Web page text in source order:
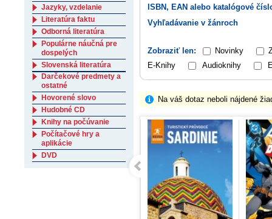
ISBN, EAN alebo katalógové
Vyhľadávanie v žánroch
Zobraziť len: Novinky
E-Knihy
Audioknihy
Na váš dotaz neboli nájdené
Jazyky, vzdelanie
Literatúra faktu
Odborná literatúra
Populárne náučná pre
dospelých
Slovenská literatúra
Darčekové predmety a
ostatné
Hovorené slovo
Hudobné CD
Knihy na počúvanie
Počítačové hry a
aplikácie
DVD